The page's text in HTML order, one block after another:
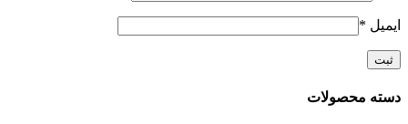
ایمیل *
دسته محصولات